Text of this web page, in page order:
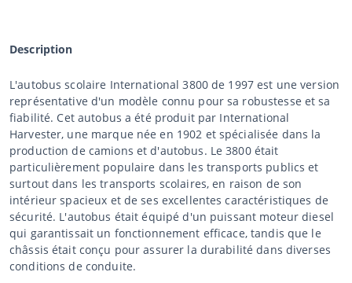
Description
L'autobus scolaire International 3800 de 1997 est une version
représentative d'un modèle connu pour sa robustesse et sa
fiabilité. Cet autobus a été produit par International
Harvester, une marque née en 1902 et spécialisée dans la
production de camions et d'autobus. Le 3800 était
particulièrement populaire dans les transports publics et
surtout dans les transports scolaires, en raison de son
intérieur spacieux et de ses excellentes caractéristiques de
sécurité. L'autobus était équipé d'un puissant moteur diesel
qui garantissait un fonctionnement efficace, tandis que le
châssis était conçu pour assurer la durabilité dans diverses
conditions de conduite.